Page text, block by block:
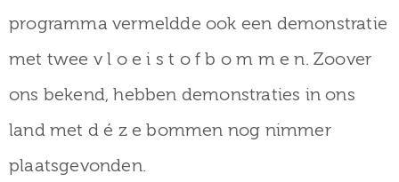
programma vermeldde ook een demonstratie
met twee v l o e i s t o f b o m m e n. Zoover
ons bekend, hebben demonstraties in ons
land met d é z e bommen nog nimmer
plaatsgevonden.